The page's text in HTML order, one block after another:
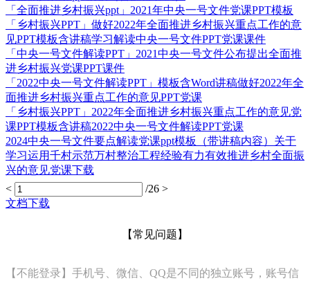
「全面推进乡村振兴ppt」2021年中央一号文件党课PPT模板
「乡村振兴PPT」做好2022年全面推进乡村振兴重点工作的意
见PPT模板含讲稿学习解读中央一号文件PPT党课课件
「中央一号文件解读PPT」2021中央一号文件公布提出全面推
进乡村振兴党课PPT课件
「2022中央一号文件解读PPT」模板含Word讲稿做好2022年全
面推进乡村振兴重点工作的意见PPT党课
「乡村振兴PPT」2022年全面推进乡村振兴重点工作的意见党
课PPT模板含讲稿2022中央一号文件解读PPT党课
2024中央一号文件要点解读党课ppt模板（带讲稿内容）关于
学习运用千村示范万村整治工程经验有力有效推进乡村全面振
兴的意见党课下载
<
/26 >
文档下载
【常见问题】
【不能登录】手机号、微信、QQ是不同的独立账号，账号信